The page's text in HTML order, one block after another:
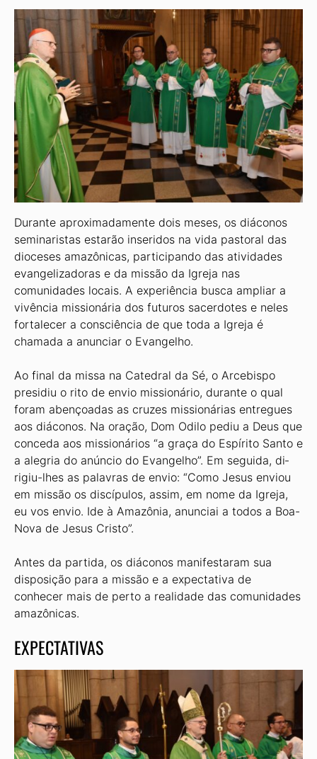
Durante aproximadamente dois me­ses, os diáconos
seminaristas estarão inseridos na vida pastoral das
dioceses amazônicas, participando das atividades
evangelizadoras e da missão da Igreja nas
comunidades locais. A experiência busca ampliar a
vivência missionária dos futu­ros sacerdotes e neles
fortalecer a cons­ciência de que toda a Igreja é
chamada a anunciar o Evangelho.
Ao final da missa na Catedral da Sé, o Arcebispo
presidiu o rito de envio mis­sionário, durante o qual
foram abençoa­das as cruzes missionárias entregues
aos diáconos. Na oração, Dom Odilo pediu a Deus que
conceda aos missionários “a graça do Espírito Santo e
a alegria do anúncio do Evangelho”. Em seguida, di­
rigiu-lhes as palavras de envio: “Como Jesus enviou
em missão os discípulos, assim, em nome da Igreja,
eu vos envio. Ide à Amazônia, anunciai a todos a Boa­-
Nova de Jesus Cristo”.
Antes da partida, os diáconos mani­festaram sua
disposição para a missão e a expectativa de
conhecer mais de perto a realidade das comunidades
amazônicas.
EXPECTATIVAS